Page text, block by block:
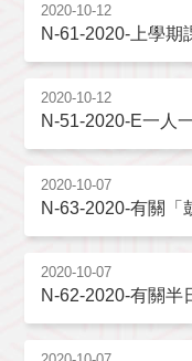
2020-10-12
N-61-2020-上學期
2020-10-12
N-51-2020-E一人
2020-10-07
N-63-2020-有關「
2020-10-07
N-62-2020-有關半